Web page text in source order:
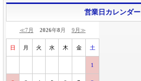
営業日カレンダー
≪7月 2026年8 月 9月≫
日 月 火 水 木 金 土
1